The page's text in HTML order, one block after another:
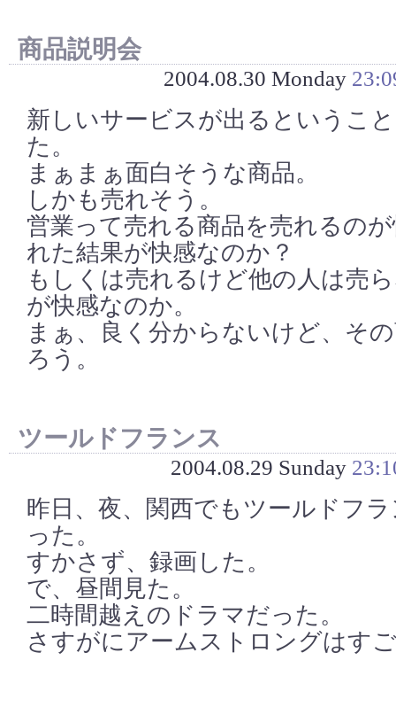
商品説明会
2004.08.30 Monday
新しいサービスが出るというこ
た。
まぁまぁ面白そうな商品。
しかも売れそう。
営業って売れる商品を売れるの
れた結果が快感なのか？
もしくは売れるけど他の人は売
が快感なのか。
まぁ、良く分からないけど、そ
ろう。
ツールドフランス
2004.08.29 Sunday
昨日、夜、関西でもツールドフ
った。
すかさず、録画した。
で、昼間見た。
二時間越えのドラマだった。
さすがにアームストロングはす